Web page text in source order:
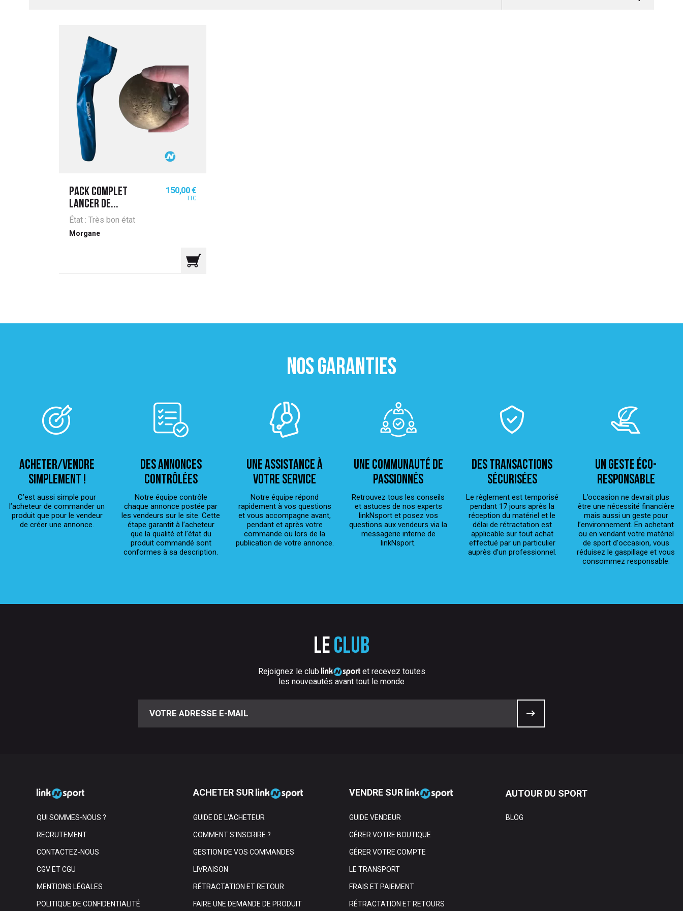
PACK COMPLET
LANCER DE...
Prix
150,00 €
TTC
État : Très bon état
Morgane
NOS GARANTIES
ACHETER/VENDRE
simplement !
C’est aussi simple pour
l’acheteur de commander un
produit que pour le vendeur
de créer une annonce.
Des annonces
contrôlées
Notre équipe contrôle
chaque annonce postée par
les vendeurs sur le site. Cette
étape garantit à l’acheteur
que la qualité et l’état du
produit commandé sont
conformes à sa description.
Une assistance à
votre service
Notre équipe répond
rapidement à vos questions
et vous accompagne avant,
pendant et après votre
commande ou lors de la
publication de votre annonce.
Une Communauté de
passionnés
Retrouvez tous les conseils
et astuces de nos experts
linkNsport et posez vos
questions aux vendeurs via la
messagerie interne de
linkNsport.
Des transactions
sécurisées
Le règlement est temporisé
pendant 17 jours après la
réception du matériel et le
délai de rétractation est
applicable sur tout achat
effectué par un particulier
auprès d’un professionnel.
Un geste éco-
responsable
L’occasion ne devrait plus
être une nécessité financière
mais aussi un geste pour
l’environnement. En achetant
ou en vendant votre matériel
de sport d'occasion, vous
réduisez le gaspillage et vous
consommez responsable.
Le club
Rejoignez le club
et recevez toutes
les nouveautés avant tout le monde
QUI SOMMES-NOUS ?
RECRUTEMENT
CONTACTEZ-NOUS
CGV ET CGU
MENTIONS LÉGALES
POLITIQUE DE CONFIDENTIALITÉ
ACHETER SUR
GUIDE DE L'ACHETEUR
COMMENT S'INSCRIRE ?
GESTION DE VOS COMMANDES
LIVRAISON
RÉTRACTATION ET RETOUR
FAIRE UNE DEMANDE DE PRODUIT
VENDRE SUR
GUIDE VENDEUR
GÉRER VOTRE BOUTIQUE
GÉRER VOTRE COMPTE
LE TRANSPORT
FRAIS ET PAIEMENT
RÉTRACTATION ET RETOURS
AUTOUR DU SPORT
BLOG